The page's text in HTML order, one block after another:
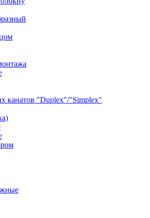
канатов "Duplex"/"Simplex"